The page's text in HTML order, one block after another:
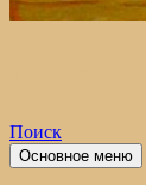
Поиск
Основное меню